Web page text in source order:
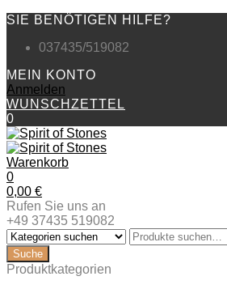
SIE BENÖTIGEN HILFE?
037435/519082
MEIN KONTO
Anmelden
WUNSCHZETTEL
0
Warenkorb
0
0,00 €
Rufen Sie uns an
+49 37435 519082
Produktkategorien